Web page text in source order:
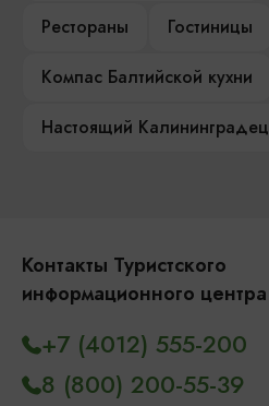
Рестораны
Гостиницы
Компас Балтийской кухни
Настоящий Калининградец
Контакты Туристского
информационного центра
+7 (4012) 555-200
8 (800) 200-55-39